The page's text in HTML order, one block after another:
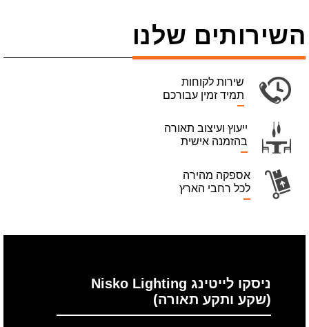
השירותים שלנו
שירות לקוחות
תמיד זמין עבורכם
ייעוץ ועיצוב תאורה
בהזמנה אישית
אספקה מהירה
לכל רחבי הארץ
ניסקו לייטינג Nisko Lighting
(שקע ותקע תאורה)